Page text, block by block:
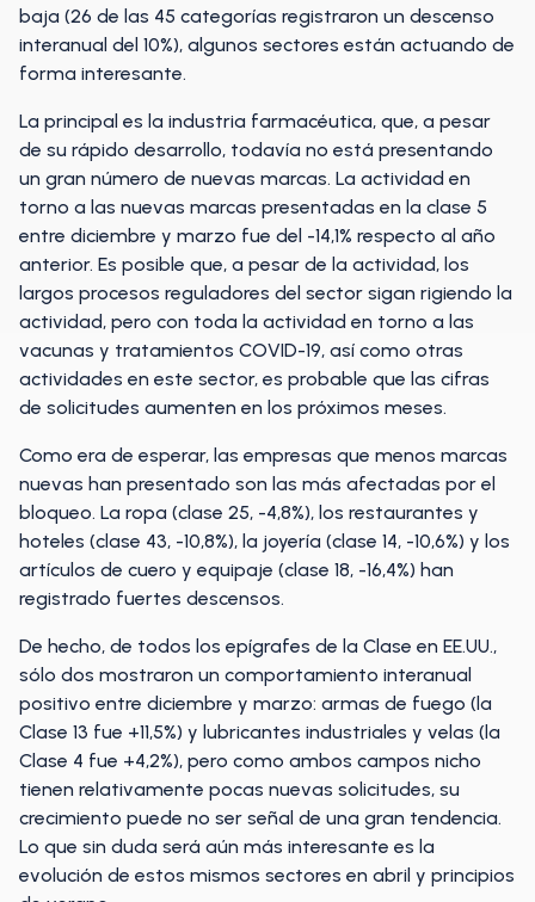
baja (26 de las 45 categorías registraron un descenso
interanual del 10%), algunos sectores están actuando de
forma interesante.
La principal es la industria farmacéutica, que, a pesar
de su rápido desarrollo, todavía no está presentando
un gran número de nuevas marcas. La actividad en
torno a las nuevas marcas presentadas en la clase 5
entre diciembre y marzo fue del -14,1% respecto al año
anterior. Es posible que, a pesar de la actividad, los
largos procesos reguladores del sector sigan rigiendo la
actividad, pero con toda la actividad en torno a las
vacunas y tratamientos COVID-19, así como otras
actividades en este sector, es probable que las cifras
de solicitudes aumenten en los próximos meses.
Como era de esperar, las empresas que menos marcas
nuevas han presentado son las más afectadas por el
bloqueo. La ropa (clase 25, -4,8%), los restaurantes y
hoteles (clase 43, -10,8%), la joyería (clase 14, -10,6%) y los
artículos de cuero y equipaje (clase 18, -16,4%) han
registrado fuertes descensos.
De hecho, de todos los epígrafes de la Clase en EE.UU.,
sólo dos mostraron un comportamiento interanual
positivo entre diciembre y marzo: armas de fuego (la
Clase 13 fue +11,5%) y lubricantes industriales y velas (la
Clase 4 fue +4,2%), pero como ambos campos nicho
tienen relativamente pocas nuevas solicitudes, su
crecimiento puede no ser señal de una gran tendencia.
Lo que sin duda será aún más interesante es la
evolución de estos mismos sectores en abril y principios